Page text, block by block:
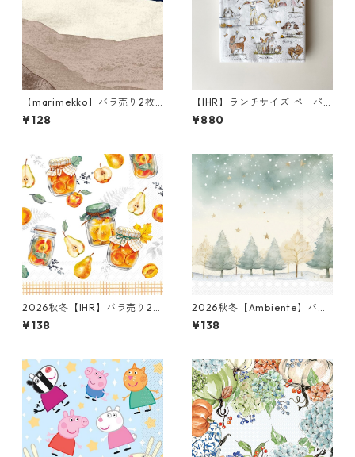
【marimekko】バラ売り2枚
ランチサイズ ペーパーナプキ
ン JOIKU クリームxブルー
¥128
【IHR】ランチサイズ ペーパ
ーナプキン EMOTION DOGS
ホワイト Anita Jeram 20枚
¥880
2026秋冬【IHR】バラ売り2枚
ランチサイズ ペーパーナプキ
ン Preserving Fruits ホワイ
¥138
2026秋冬【Ambiente】バラ
売り2枚 ランチサイズ ペーパ
ーナプキン Starry Sky グリー
¥138